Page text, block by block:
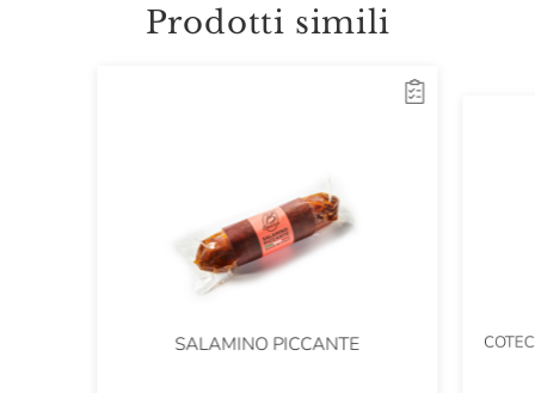
Prodotti simili
SALAMINO PICCANTE